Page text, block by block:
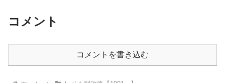
コメント
コメントを書き込む